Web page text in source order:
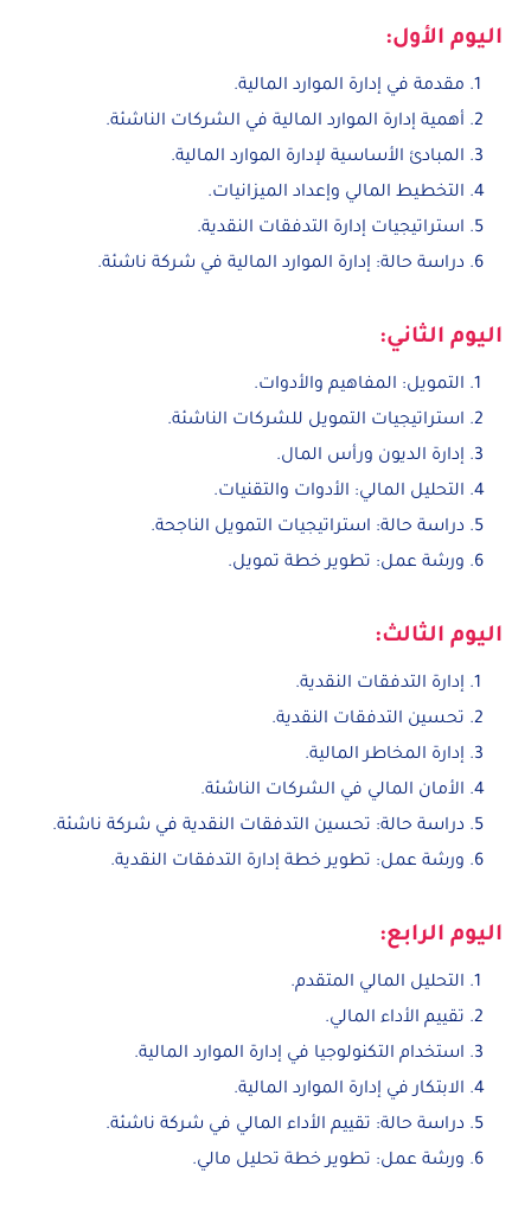
اليوم الأول:
مقدمة في إدارة الموارد المالية.
أهمية إدارة الموارد المالية في الشركات الناشئة.
المبادئ الأساسية لإدارة الموارد المالية.
التخطيط المالي وإعداد الميزانيات.
استراتيجيات إدارة التدفقات النقدية.
دراسة حالة: إدارة الموارد المالية في شركة ناشئة.
اليوم الثاني:
التمويل: المفاهيم والأدوات.
استراتيجيات التمويل للشركات الناشئة.
إدارة الديون ورأس المال.
التحليل المالي: الأدوات والتقنيات.
دراسة حالة: استراتيجيات التمويل الناجحة.
ورشة عمل: تطوير خطة تمويل.
اليوم الثالث:
إدارة التدفقات النقدية.
تحسين التدفقات النقدية.
إدارة المخاطر المالية.
الأمان المالي في الشركات الناشئة.
دراسة حالة: تحسين التدفقات النقدية في شركة ناشئة.
ورشة عمل: تطوير خطة إدارة التدفقات النقدية.
اليوم الرابع:
التحليل المالي المتقدم.
تقييم الأداء المالي.
استخدام التكنولوجيا في إدارة الموارد المالية.
الابتكار في إدارة الموارد المالية.
دراسة حالة: تقييم الأداء المالي في شركة ناشئة.
ورشة عمل: تطوير خطة تحليل مالي.